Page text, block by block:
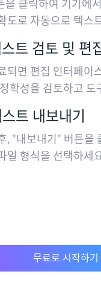
을 클릭하여 기기에
도로 자동으로 텍스
트 검토 및 편
되면 편집 인터페
확성을 검토하고
트 내보내기
, "내보내기" 버튼을
일 형식을 선택하세
무료로 시작하기